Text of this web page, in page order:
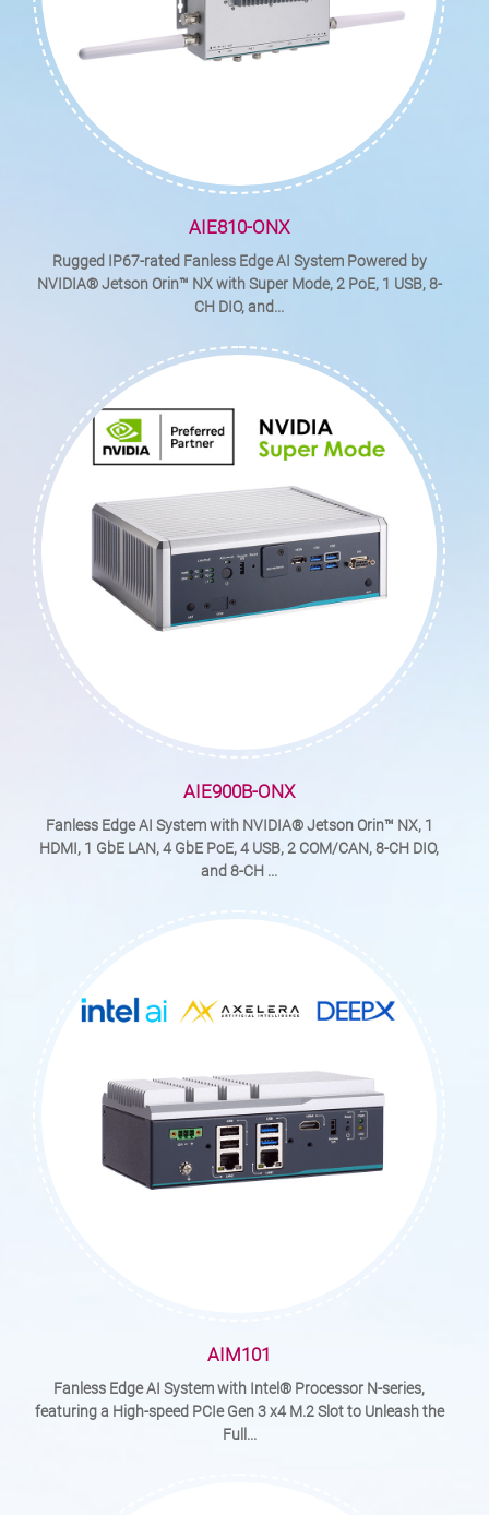
AIE810-ONX
Rugged IP67-rated Fanless Edge AI System Powered by
NVIDIA® Jetson Orin™ NX with Super Mode, 2 PoE, 1 USB, 8-
CH DIO, and...
AIE900B-ONX
Fanless Edge AI System with NVIDIA® Jetson Orin™ NX, 1
HDMI, 1 GbE LAN, 4 GbE PoE, 4 USB, 2 COM/CAN, 8-CH DIO,
and 8-CH ...
AIM101
Fanless Edge AI System with Intel® Processor N-series,
featuring a High-speed PCIe Gen 3 x4 M.2 Slot to Unleash the
Full...